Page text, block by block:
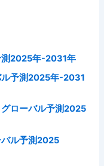
測2025年-2031年
ル予測2025年-2031
ローバル予測2025
ル予測2025